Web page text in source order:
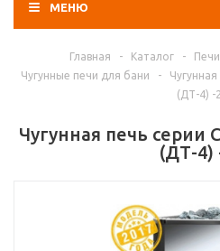
МЕНЮ
Главная - Каталог -
Чугунные печи для бани
-
(ДТ-4) -
Чугунная печь серии
(ДТ-4)